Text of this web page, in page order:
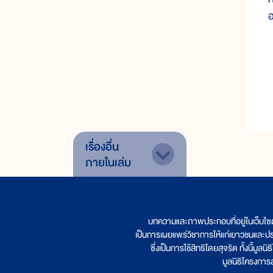
เรื่องอื่น
ภายในเล่ม
บทความและภาพประกอบที่อยู่ในเว็บ
เป็นการเผยแพร่วิชาการให้แก่เยาวชนแล
ซึ่งเป็นการใช้สิทธิโดยสุจริต ทั้งนี้มูลนิ
มูลนิธิโครงกา